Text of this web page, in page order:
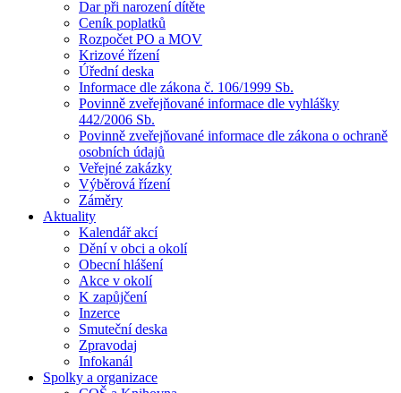
Dar při narození dítěte
Ceník poplatků
Rozpočet PO a MOV
Krizové řízení
Úřední deska
Informace dle zákona č. 106/1999 Sb.
Povinně zveřejňované informace dle vyhlášky
442/2006 Sb.
Povinně zveřejňované informace dle zákona o ochraně
osobních údajů
Veřejné zakázky
Výběrová řízení
Záměry
Aktuality
Kalendář akcí
Dění v obci a okolí
Obecní hlášení
Akce v okolí
K zapůjčení
Inzerce
Smuteční deska
Zpravodaj
Infokanál
Spolky a organizace